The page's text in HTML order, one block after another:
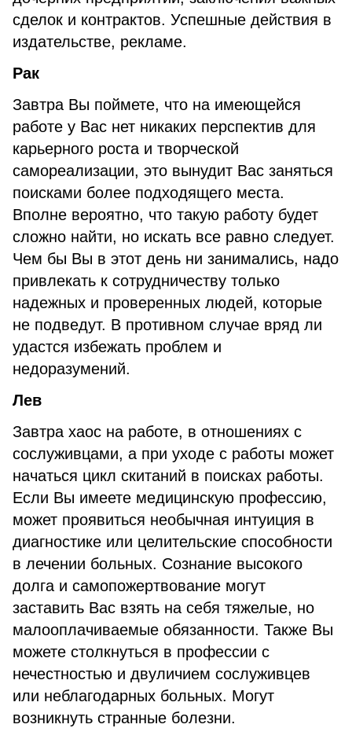
сделок и контрактов. Успешные действия в
издательстве, рекламе.
Рак
Завтра Вы поймете, что на имеющейся
работе у Вас нет никаких перспектив для
карьерного роста и творческой
самореализации, это вынудит Вас заняться
поисками более подходящего места.
Вполне вероятно, что такую работу будет
сложно найти, но искать все равно следует.
Чем бы Вы в этот день ни занимались, надо
привлекать к сотрудничеству только
надежных и проверенных людей, которые
не подведут. В противном случае вряд ли
удастся избежать проблем и
недоразумений.
Лев
Завтра хаос на работе, в отношениях с
сослуживцами, а при уходе с работы может
начаться цикл скитаний в поисках работы.
Если Вы имеете медицинскую профессию,
может проявиться необычная интуиция в
диагностике или целительские способности
в лечении больных. Сознание высокого
долга и самопожертвование могут
заставить Вас взять на себя тяжелые, но
малооплачиваемые обязанности. Также Вы
можете столкнуться в профессии с
нечестностью и двуличием сослуживцев
или неблагодарных больных. Могут
возникнуть странные болезни.